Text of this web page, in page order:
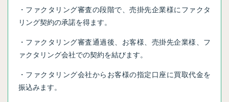
・ファクタリング審査の段階で、売掛先企業様にファクタ
リング契約の承諾を得ます。
・ファクタリング審査通過後、お客様、売掛先企業様、フ
ァクタリング会社での契約を結びます。
・ファクタリング会社からお客様の指定口座に買取代金を
振込みます。